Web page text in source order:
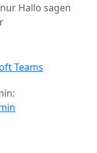
Hallo sagen